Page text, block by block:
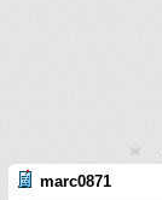
marc0871